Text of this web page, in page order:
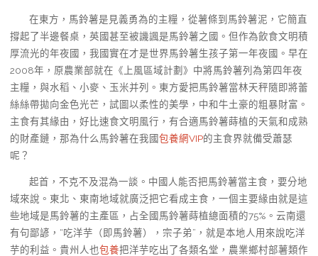
在東方，馬鈴薯是見義勇為的主糧，從薯條到馬鈴薯泥，它簡直
撐起了半邊餐桌，英國甚至被譏諷是馬鈴薯之國。但作為飲食文明積
厚流光的年夜國，我國實在才是世界馬鈴薯生孩子第一年夜國。早在
2008年，原農業部就在《上風區域計劃》中將馬鈴薯列為第四年夜
主糧，與水稻、小麥、玉米并列。東方愛把馬鈴薯當林天秤隨即將蕾
絲絲帶拋向金色光芒，試圖以柔性的美學，中和牛土豪的粗暴財富。
主食有其緣由，好比速食文明風行，有合適馬鈴薯蒔植的天氣和成熟
的財產鏈，那為什么馬鈴薯在我國包養網VIP的主食界就備受蕭瑟
呢？
起首，不克不及混為一談。中國人能否把馬鈴薯當主食，要分地
域來說。東北、東南地域就廣泛把它看成主食，一個主要緣由就是這
些地域是馬鈴薯的主產區，占全國馬鈴薯蒔植總面積的75%。云南還
有句鄙諺，“吃洋芋（即馬鈴薯），宗子弟”，就是本地人用來說吃洋
芋的利益。貴州人也包養把洋芋吃出了各類名堂，農業鄉村部薯類作